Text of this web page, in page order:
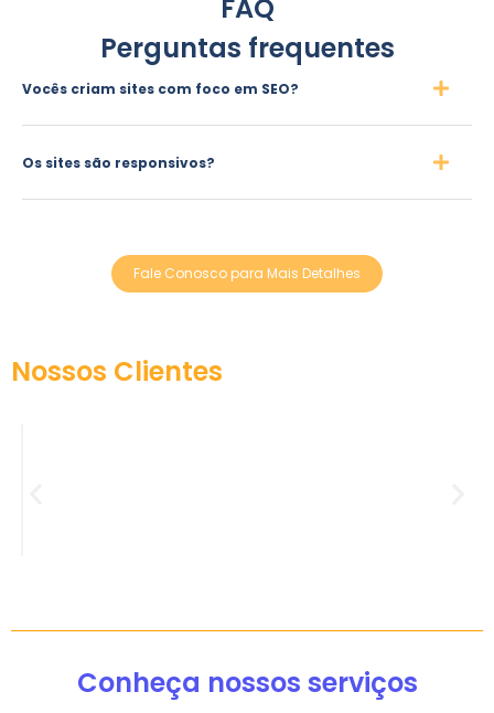
FAQ
Perguntas frequentes
Vocês criam sites com foco em SEO?
Os sites são responsivos?
Fale Conosco para Mais Detalhes
Nossos Clientes
Conheça nossos serviços